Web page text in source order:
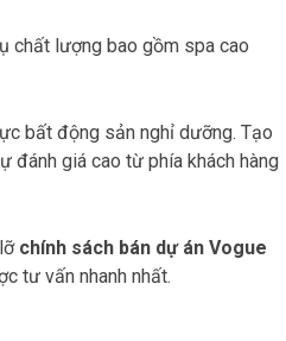
chất lượng bao gồm spa cao
bất động sản nghỉ dưỡng. Tạo
đánh giá cao từ phía khách hàng
chính sách bán dự án Vogue
tư vấn nhanh nhất.